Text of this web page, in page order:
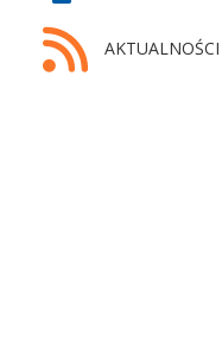
AKTUALNOŚCI